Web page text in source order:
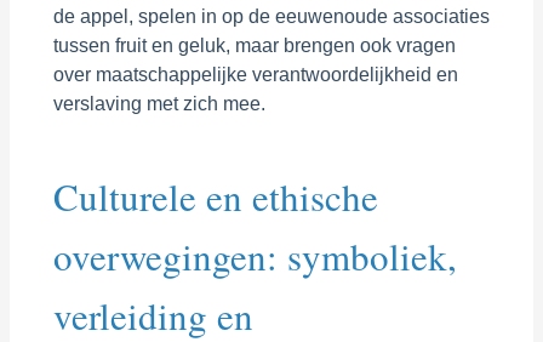
de appel, spelen in op de eeuwenoude associaties
tussen fruit en geluk, maar brengen ook vragen
over maatschappelijke verantwoordelijkheid en
verslaving met zich mee.
Culturele en ethische
overwegingen: symboliek,
verleiding en